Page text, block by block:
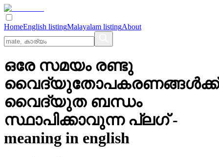
HomeEnglish listingMalayalam listingAbout
ഒരേ സമയം രണ്ടു
വൈദ്യുതോപകരണങ്ങള്‍ക്ക്‌
വൈദ്യുത ബന്ധം
സ്ഥാപിക്കാവുന്ന പ്ലഗ്-
meaning in english